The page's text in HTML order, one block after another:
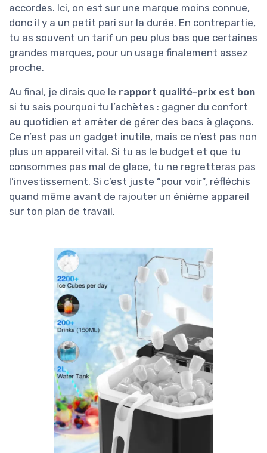
accordes. Ici, on est sur une marque moins connue,
donc il y a un petit pari sur la durée. En contrepartie,
tu as souvent un tarif un peu plus bas que certaines
grandes marques, pour un usage finalement assez
proche.
Au final, je dirais que le rapport qualité-prix est bon
si tu sais pourquoi tu l’achètes : gagner du confort
au quotidien et arrêter de gérer des bacs à glaçons.
Ce n’est pas un gadget inutile, mais ce n’est pas non
plus un appareil vital. Si tu as le budget et que tu
consommes pas mal de glace, tu ne regretteras pas
l’investissement. Si c’est juste “pour voir”, réfléchis
quand même avant de rajouter un énième appareil
sur ton plan de travail.